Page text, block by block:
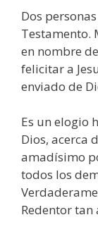
Dos
Testamento.
en nombre
felicitar a
enviado de
Es un elogio
Dios, acerca
amadísimo
todos los
Redentor tan